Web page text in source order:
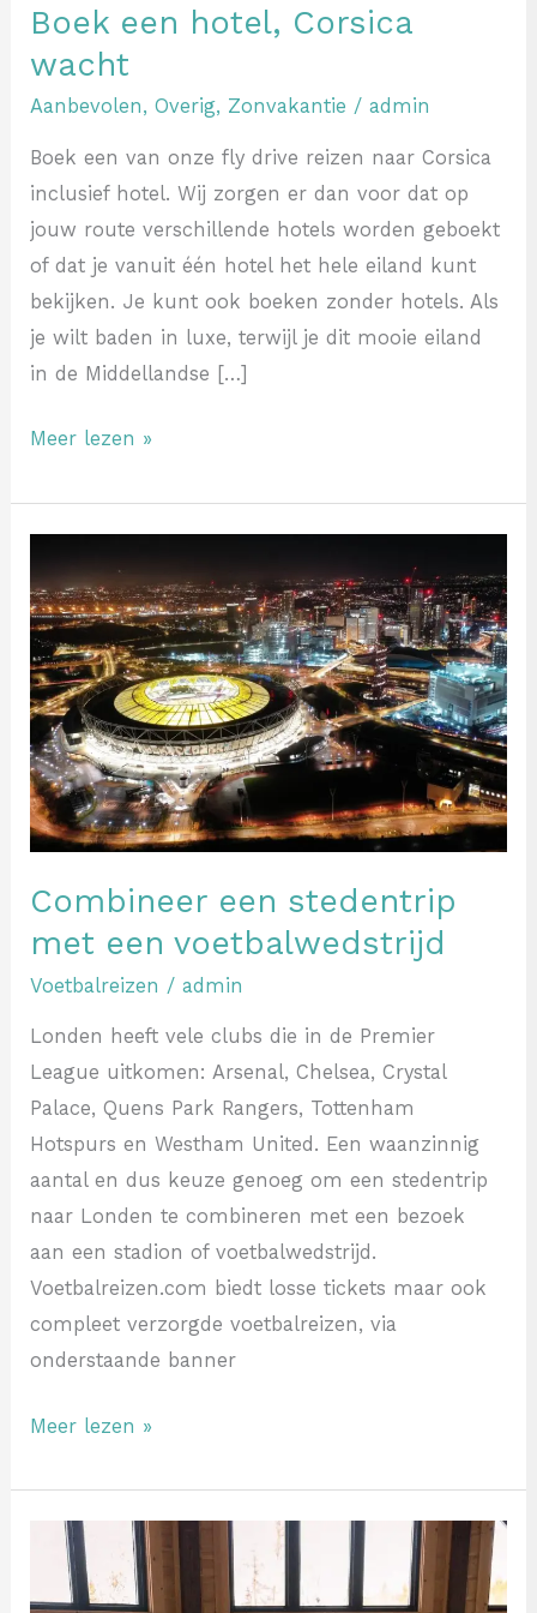
Boek een hotel, Corsica
wacht
Aanbevolen,Overig, Zonvakantie /admin
Boek een van onze fly drive reizen naar Corsica
inclusief hotel. Wij zorgen er dan voor dat op
jouw route verschillende hotels worden geboekt
of dat je vanuit één hotel het hele eiland kunt
bekijken. Je kunt ook boeken zonder hotels. Als
je wilt baden in luxe, terwijl je dit mooie eiland
in de Middellandse […]
Meer lezen »
Combineer een stedentrip
met een voetbalwedstrijd
Voetbalreizen /admin
Londen heeft vele clubs die in de Premier
League uitkomen: Arsenal, Chelsea, Crystal
Palace, Quens Park Rangers, Tottenham
Hotspurs en Westham United. Een waanzinnig
aantal en dus keuze genoeg om een stedentrip
naar Londen te combineren met een bezoek
aan een stadion of voetbalwedstrijd.
Voetbalreizen.com biedt losse tickets maar ook
compleet verzorgde voetbalreizen, via
onderstaande banner
een
stedentrip
met
een
voetbalwedstrijd
Meer lezen »
veelzijdigheid